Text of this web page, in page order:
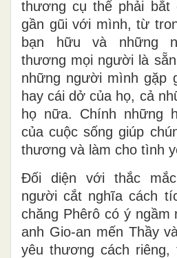
thương cụ thể phải bắt
gần gũi với mình, từ
bạn hữu và những
thương mọi người là
những người mình gặp
hay cái dở của họ, cả
họ nữa. Chính những
của cuộc sống giúp
thương và làm cho tình
Đối diện với thắc
người cắt nghĩa cách
chăng Phêrô có ý ngầm
anh Gio-an mến Thầy
yêu thương cách